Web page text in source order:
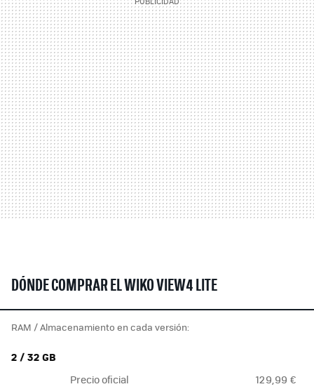
DÓNDE COMPRAR EL WIKO VIEW4 LITE
RAM / Almacenamiento en cada versión:
2 / 32 GB
Precio oficial 129,99 €